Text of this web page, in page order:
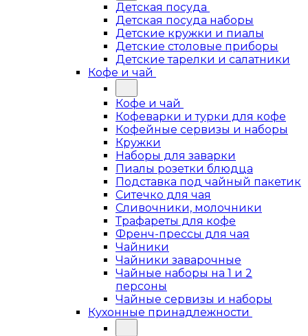
Детская посуда
Детская посуда наборы
Детские кружки и пиалы
Детские столовые приборы
Детские тарелки и салатники
Кофе и чай
Кофе и чай
Кофеварки и турки для кофе
Кофейные сервизы и наборы
Кружки
Наборы для заварки
Пиалы розетки блюдца
Подставка под чайный пакетик
Ситечко для чая
Сливочники, молочники
Трафареты для кофе
Френч-прессы для чая
Чайники
Чайники заварочные
Чайные наборы на 1 и 2
персоны
Чайные сервизы и наборы
Кухонные принадлежности